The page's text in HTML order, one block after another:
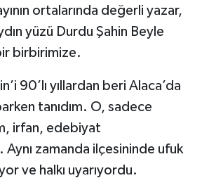
ortalarında değerli yazar,
yüzü Durdu Şahin Beyle
birbirimize.
90’lı yıllardan beri Alaca’da
tanıdım. O, sadece
irfan, edebiyat
zamanda ilçesininde ufuk
ve halkı uyarıyordu.